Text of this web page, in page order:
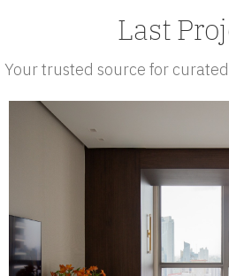
Last
Your trusted source for